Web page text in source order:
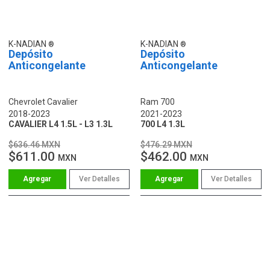
K-NADIAN
Depósito
Anticongelante
Chevrolet Cavalier
2018-2023
CAVALIER L4 1.5L - L3 1.3L
$636.46 MXN
$611.00 MXN
Ver Detalles
K-NADIAN
Depósito
Anticongelante
Ram 700
2021-2023
700 L4 1.3L
$476.29 MXN
$462.00 MXN
Ver Detalles